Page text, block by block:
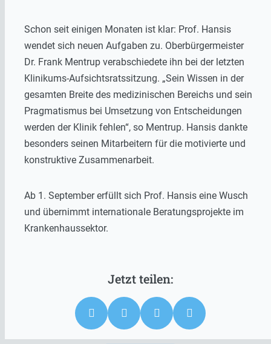
Schon seit einigen Monaten ist klar: Prof. Hansis
wendet sich neuen Aufgaben zu. Oberbürgermeister
Dr. Frank Mentrup verabschiedete ihn bei der letzten
Klinikums-Aufsichtsratssitzung. „Sein Wissen in der
gesamten Breite des medizinischen Bereichs und sein
Pragmatismus bei Umsetzung von Entscheidungen
werden der Klinik fehlen“, so Mentrup. Hansis dankte
besonders seinen Mitarbeitern für die motivierte und
konstruktive Zusammenarbeit.
Ab 1. September erfüllt sich Prof. Hansis eine Wusch
und übernimmt internationale Beratungsprojekte im
Krankenhaussektor.